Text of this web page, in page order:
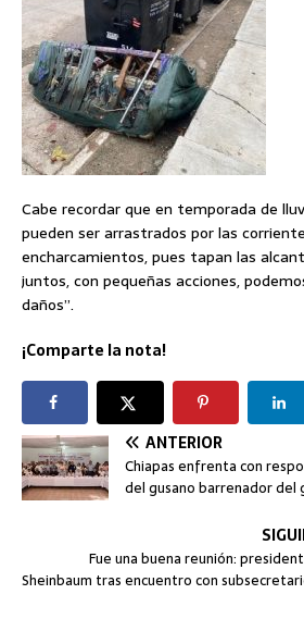
Cabe recordar que en temporada de
pueden ser arrastrados por las
encharcamientos, pues tapan las
juntos, con pequeñas acciones,
daños”.
¡Comparte la nota!
ANTERIOR
Chiapas enfrenta con
del gusano barrenador del
Fue una buena reunión:
Sheinbaum tras encuentro con